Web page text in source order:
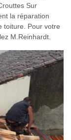
Sur
la réparation
toiture. Pour votre
M.Reinhardt.